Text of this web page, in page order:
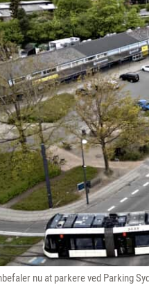
nu at parkere ved Parking